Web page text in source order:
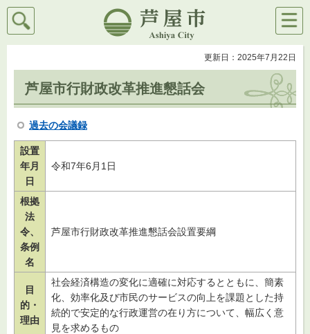
芦屋市
検索
メニ
ュー
更新日：2025年7月22日
芦屋市行財政改革推進懇話会
過去の会議録
設置
年月
日
令和7年6月1日
根拠
法
令、
条例
名
芦屋市行財政改革推進懇話会設置要綱
目
的・
理由
社会経済構造の変化に適確に対応するとともに、簡素
化、効率化及び市民のサービスの向上を課題とした持
続的で安定的な行政運営の在り方について、幅広く意
見を求めるもの